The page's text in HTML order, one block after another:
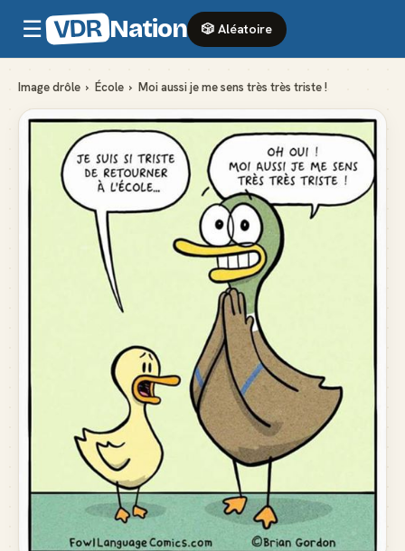
☰ VDR Nation 🎲 Aléatoire
Image drôle › École › Moi aussi je me sens très très triste !